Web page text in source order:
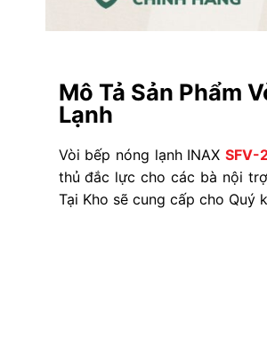
Mô Tả Sản Phẩm
Lạnh
Vòi bếp nóng lạnh INAX SFV-
thủ đắc lực cho các bà nội
Tại Kho sẽ cung cấp cho Quý